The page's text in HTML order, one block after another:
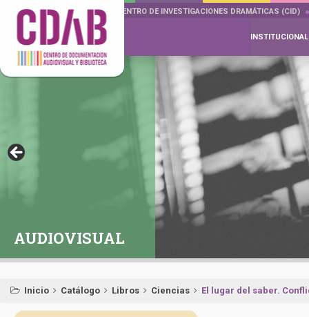
DOCUMENTA DRAMÁTICAS CENTRO DE INVESTIGACIONES DRAMÁTICAS (CID)
INSTITUCIONAL
AUDIOVISUAL
Inicio Catálogo Libros Ciencias El lugar del saber.